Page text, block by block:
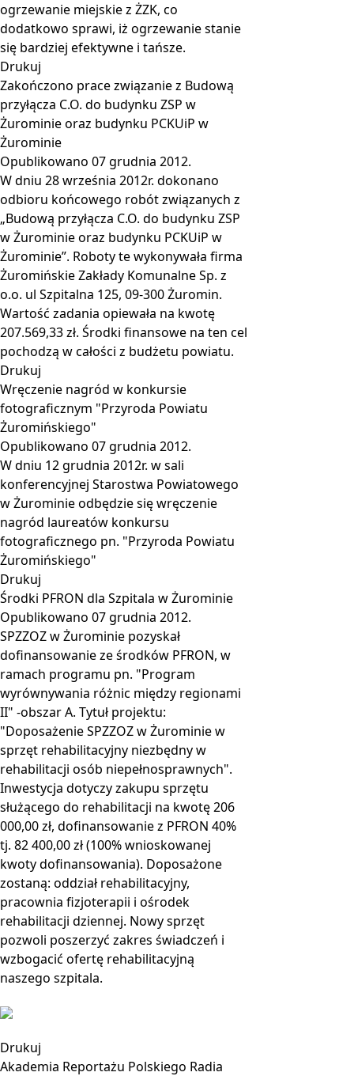
ogrzewanie miejskie z ŻZK, co
dodatkowo sprawi, iż ogrzewanie stanie
się bardziej efektywne i tańsze.
Drukuj
Zakończono prace związanie z Budową
przyłącza C.O. do budynku ZSP w
Żurominie oraz budynku PCKUiP w
Żurominie
Opublikowano 07 grudnia 2012.
W dniu 28 września 2012r. dokonano
odbioru końcowego robót związanych z
„Budową przyłącza C.O. do budynku ZSP
w Żurominie oraz budynku PCKUiP w
Żurominie”. Roboty te wykonywała firma
Żuromińskie Zakłady Komunalne Sp. z
o.o. ul Szpitalna 125, 09-300 Żuromin.
Wartość zadania opiewała na kwotę
207.569,33 zł. Środki finansowe na ten cel
pochodzą w całości z budżetu powiatu.
Drukuj
Wręczenie nagród w konkursie
fotograficznym "Przyroda Powiatu
Żuromińskiego"
Opublikowano 07 grudnia 2012.
W dniu 12 grudnia 2012r. w sali
konferencyjnej Starostwa Powiatowego
w Żurominie odbędzie się wręczenie
nagród laureatów konkursu
fotograficznego pn. "Przyroda Powiatu
Żuromińskiego"
Drukuj
Środki PFRON dla Szpitala w Żurominie
Opublikowano 07 grudnia 2012.
SPZZOZ w Żurominie pozyskał
dofinansowanie ze środków PFRON, w
ramach programu pn. "Program
wyrównywania różnic między regionami
II" -obszar A. Tytuł projektu:
"Doposażenie SPZZOZ w Żurominie w
sprzęt rehabilitacyjny niezbędny w
rehabilitacji osób niepełnosprawnych".
Inwestycja dotyczy zakupu sprzętu
służącego do rehabilitacji na kwotę 206
000,00 zł, dofinansowanie z PFRON 40%
tj. 82 400,00 zł (100% wnioskowanej
kwoty dofinansowania). Doposażone
zostaną: oddział rehabilitacyjny,
pracownia fizjoterapii i ośrodek
rehabilitacji dziennej. Nowy sprzęt
pozwoli poszerzyć zakres świadczeń i
wzbogacić ofertę rehabilitacyjną
naszego szpitala.
Drukuj
Akademia Reportażu Polskiego Radia